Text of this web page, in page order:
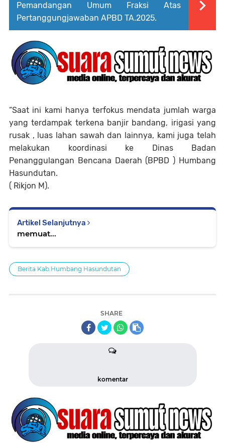
Pemandangan Umum Fraksi Atas
Pertanggungjawaban APBD TA.2025.
“Saat ini kami hanya terfokus mendata jumlah warga
yang terdampak terkena banjir bandang, irigasi yang
rusak , luas lahan sawah dan lainnya, kami juga telah
melakukan koordinasi ke Dinas Badan
Penanggulangan Bencana Daerah (BPBD ) Humbang
Hasundutan.
( Rikjon M).
Artikel Selanjutnya
memuat...
Berita Kab.Humbang Hasundutan
SHARE
komentar